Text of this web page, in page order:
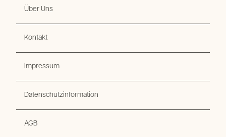
Über Uns
Kontakt
Impressum
Datenschutzinformation
AGB